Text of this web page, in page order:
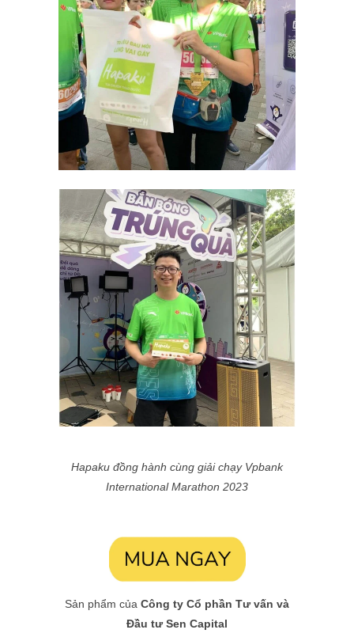
Hapaku đồng hành cùng giải chạy Vpbank
International Marathon 2023
Sản phẩm của Công ty Cổ phần Tư vấn và
Đầu tư Sen Capital